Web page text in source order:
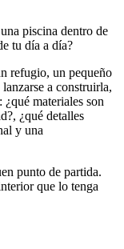
piscina dentro de
tu día a día?
refugio, un pequeño
a construirla,
materiales son
¿qué detalles
y una
punto de partida.
que lo tenga